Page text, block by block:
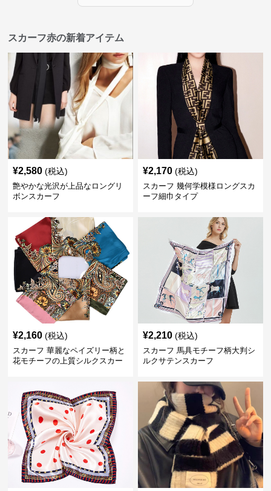
スカーフ赤の新着アイテム
¥2,580 (税込)
艶やかな光沢が上品なロングリ
ボンスカーフ
¥2,170 (税込)
スカーフ 幾何学模様ロングスカ
ーフ細巾タイプ
¥2,160 (税込)
スカーフ 華麗なペイズリー柄と
花モチーフの上質シルクスカー
¥2,210 (税込)
スカーフ 馬具モチーフ柄大判シ
ルクサテンスカーフ